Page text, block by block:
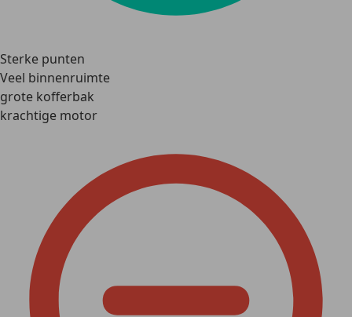
Sterke punten
Veel binnenruimte
grote kofferbak
krachtige motor